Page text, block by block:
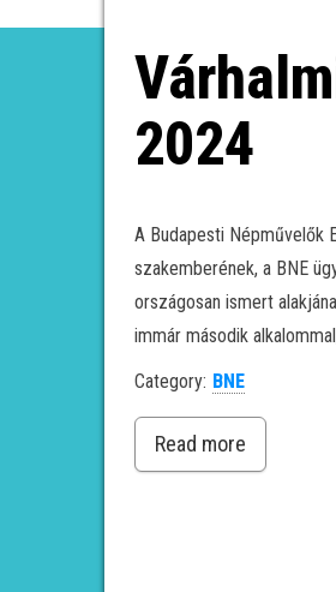
2024
A Budapesti Népművelők
szakemberének, a BNE
országosan ismert
immár második
Category: BNE
Read more